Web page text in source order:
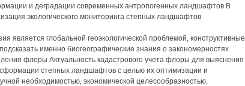
и деградации современных антропогенных ландшафтов В
экологического мониторинга степных ландшафтов
является глобальной геоэкологической проблемой, конструктивные
именно биогеографические знания о закономерностях
флоры Актуальность кадастрового учета флоры для выяснения
степных ландшафтов с целью их оптимизации и
необходимостью, экономической целесообразностью,